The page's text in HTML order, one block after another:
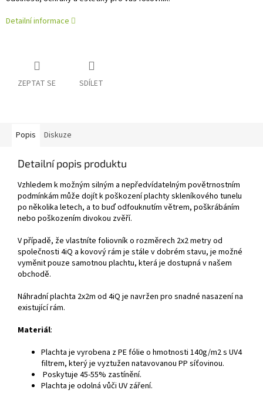
Detailní informace
ZEPTAT SE SDÍLET
Popis Diskuze
Detailní popis produktu
Vzhledem k možným silným a nepředvídatelným povětrnostním
podmínkám může dojít k poškození plachty skleníkového tunelu
po několika letech, a to buď odfouknutím větrem, poškrábáním
nebo poškozením divokou zvěří.
V případě, že vlastníte foliovník o rozměrech 2x2 metry od
společnosti 4iQ a kovový rám je stále v dobrém stavu, je možné
vyměnit pouze samotnou plachtu, která je dostupná v našem
obchodě.
Náhradní plachta 2x2m od 4iQ je navržen pro snadné nasazení na
existující rám.
Materiál:
Plachta je vyrobena z PE fólie o hmotnosti 140g/m2 s UV4
filtrem, který je vyztužen natavovanou PP síťovinou.
Poskytuje 45-55% zastínění.
Plachta je odolná vůči UV záření.